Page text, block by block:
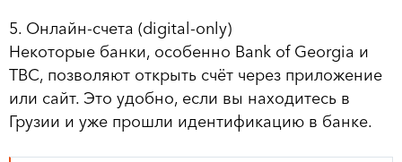
5. Онлайн-счета (digital-only)
Некоторые банки, особенно Bank of Georgia и
TBC, позволяют открыть счёт через приложение
или сайт. Это удобно, если вы находитесь в
Грузии и уже прошли идентификацию в банке.